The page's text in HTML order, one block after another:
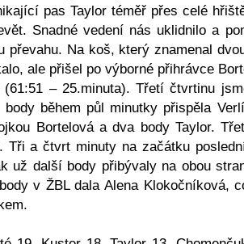
pas Taylor téměř přes celé
Snadné vedení nás uklidnilo a
převahu. Na koš, který znamenal
ale přišel po výborné přihrávce
– 25.minuta). Třetí čtvrtinu
během půl minutky přispěla
Bortelová a dva body Taylor.
Tři a čtvrt minuty na začátku
už další body přibývaly na obou
v ŽBL dala Alena Klokočníková,